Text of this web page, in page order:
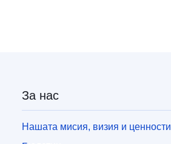
За нас
Нашата мисия, визия и ценности